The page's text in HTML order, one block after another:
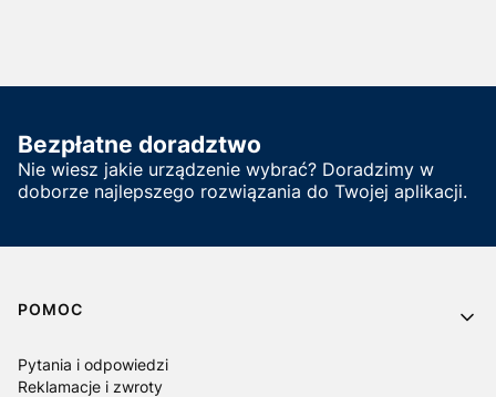
Bezpłatne doradztwo
Nie wiesz jakie urządzenie wybrać? Doradzimy w
doborze najlepszego rozwiązania do Twojej aplikacji.
Linki w stopce
POMOC
Pytania i odpowiedzi
Reklamacje i zwroty